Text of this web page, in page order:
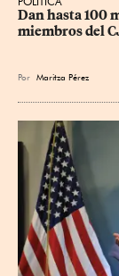
Dan hasta 100
miembros del
Por Maritza Pérez